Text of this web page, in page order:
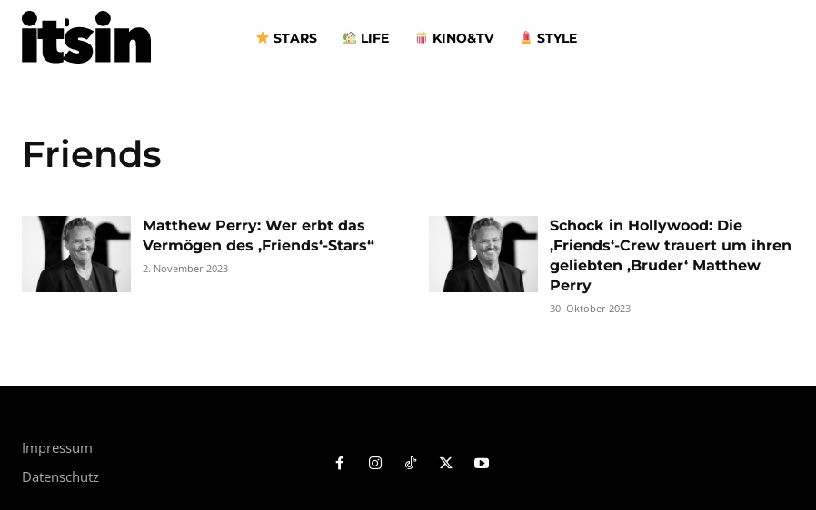
STARS LIFE KINO&TV STYLE
Friends
Matthew Perry: Wer erbt das
Vermögen des ‚Friends‘-Stars“
2. November 2023
Schock in Hollywood: Die
‚Friends‘-Crew trauert um ihren
geliebten ‚Bruder‘ Matthew
Perry
30. Oktober 2023
Impressum
Datenschutz